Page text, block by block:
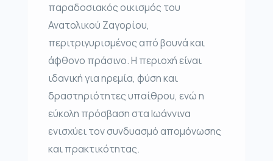
παραδοσιακός οικισμός του
Ανατολικού Ζαγορίου,
περιτριγυρισμένος από βουνά και
άφθονο πράσινο. Η περιοχή είναι
ιδανική για ηρεμία, φύση και
δραστηριότητες υπαίθρου, ενώ η
εύκολη πρόσβαση στα Ιωάννινα
ενισχύει τον συνδυασμό απομόνωσης
και πρακτικότητας.